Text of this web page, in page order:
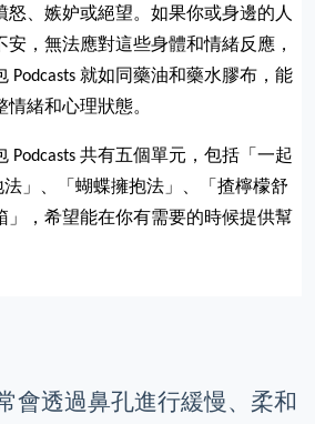
怒、嫉妒或絕望。如果你或身邊的人
，無法應對這些身體和情緒反應，
Podcasts 就如同藥油和藥水膠布，能
緒和心理狀態。
Podcasts 共有五個單元，包括「一起
法」、「蝴蝶擁抱法」、「揸檸檬舒
」，希望能在你有需要的時候提供幫
會透過鼻孔進行緩慢、柔和